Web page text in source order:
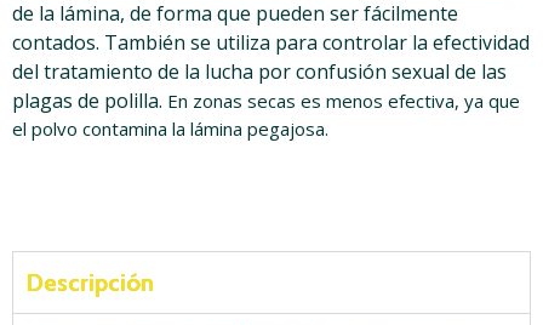
de la lámina, de forma que pueden ser fácilmente
contados. También se utiliza para controlar la efectividad
del tratamiento de la lucha por confusión sexual de las
plagas de polilla. En zonas secas es menos efectiva, ya que
el polvo contamina la lámina pegajosa.
Descripción